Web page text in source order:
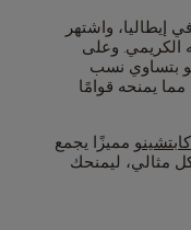
إيطاليا، واشتهر
الكريمي. وعلى
بتساوي نسب
يمنحه قوامًا
كابتشينو مميزًا يجمع
مثالي، ليمنحك